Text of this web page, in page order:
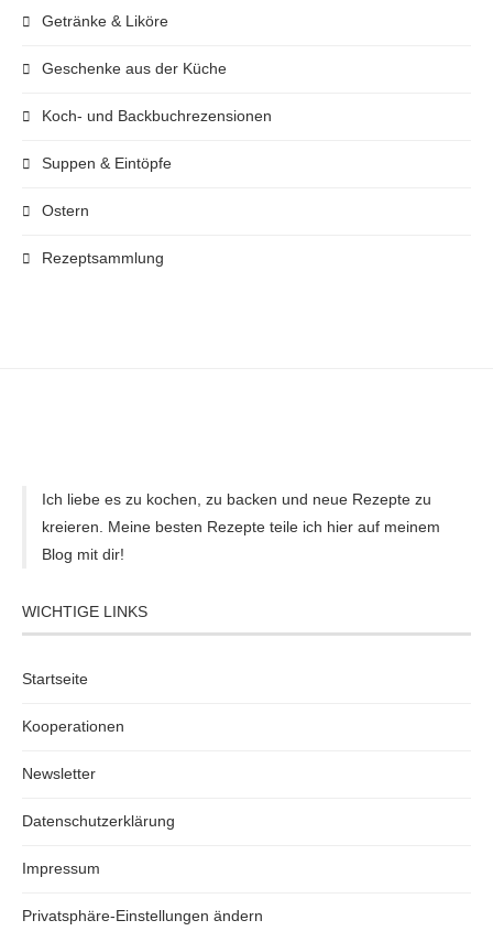
Getränke & Liköre
Geschenke aus der Küche
Koch- und Backbuchrezensionen
Suppen & Eintöpfe
Ostern
Rezeptsammlung
Ich liebe es zu kochen, zu backen und neue Rezepte zu
kreieren. Meine besten Rezepte teile ich hier auf meinem
Blog mit dir!
WICHTIGE LINKS
Startseite
Kooperationen
Newsletter
Datenschutzerklärung
Impressum
Privatsphäre-Einstellungen ändern